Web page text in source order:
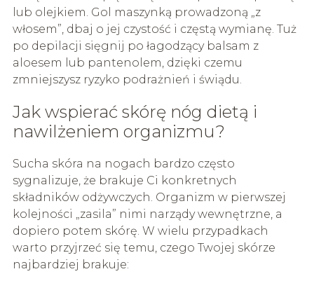
lub olejkiem. Gol maszynką prowadzoną „z
włosem”, dbaj o jej czystość i częstą wymianę. Tuż
po depilacji sięgnij po łagodzący balsam z
aloesem lub pantenolem, dzięki czemu
zmniejszysz ryzyko podrażnień i świądu.
Jak wspierać skórę nóg dietą i
nawilżeniem organizmu?
Sucha skóra na nogach bardzo często
sygnalizuje, że brakuje Ci konkretnych
składników odżywczych. Organizm w pierwszej
kolejności „zasila” nimi narządy wewnętrzne, a
dopiero potem skórę. W wielu przypadkach
warto przyjrzeć się temu, czego Twojej skórze
najbardziej brakuje: